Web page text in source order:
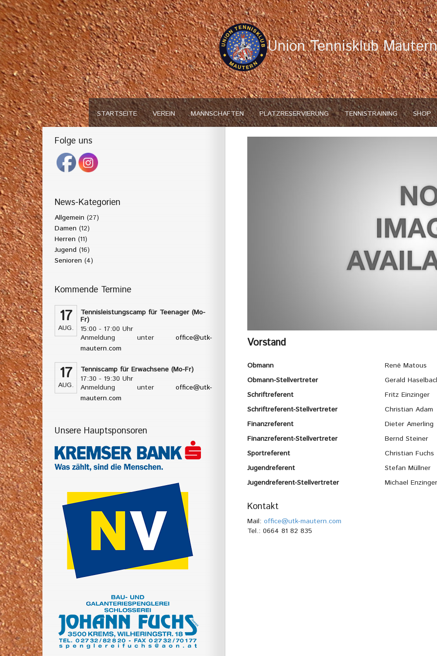
Union Tennisklub Mautern
STARTSEITE VEREIN MANNSCHAFTEN PLATZRESERVIERUNG TENNISTRAINING SHOP
Folge uns
News-Kategorien
Allgemein (27)
Damen (12)
Herren (11)
Jugend (16)
Senioren (4)
Kommende Termine
17
AUG.
Tennisleistungscamp für Teenager (Mo-
Fr)
15:00 - 17:00 Uhr
Anmeldung unter office@utk-
mautern.com
17
AUG.
Tenniscamp für Erwachsene (Mo-Fr)
17:30 - 19:30 Uhr
Anmeldung unter office@utk-
mautern.com
Unsere Hauptsponsoren
Vorstand
Obmann
René Matous
Obmann-Stellvertreter
Gerald
Schriftreferent
Fritz Einzinger
Schriftreferent-Stellvertreter
Christian Adam
Finanzreferent
Dieter Amerling
Finanzreferent-Stellvertreter
Bernd Steiner
Sportreferent
Christian Fuchs
Jugendreferent
Stefan Müllner
Jugendreferent-Stellvertreter
Michael Enzinger
Kontakt
Mail: office@utk-mautern.com
Tel.: 0664 81 82 835